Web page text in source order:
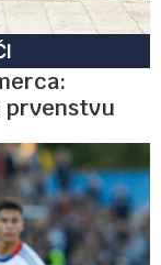
prvenstvu